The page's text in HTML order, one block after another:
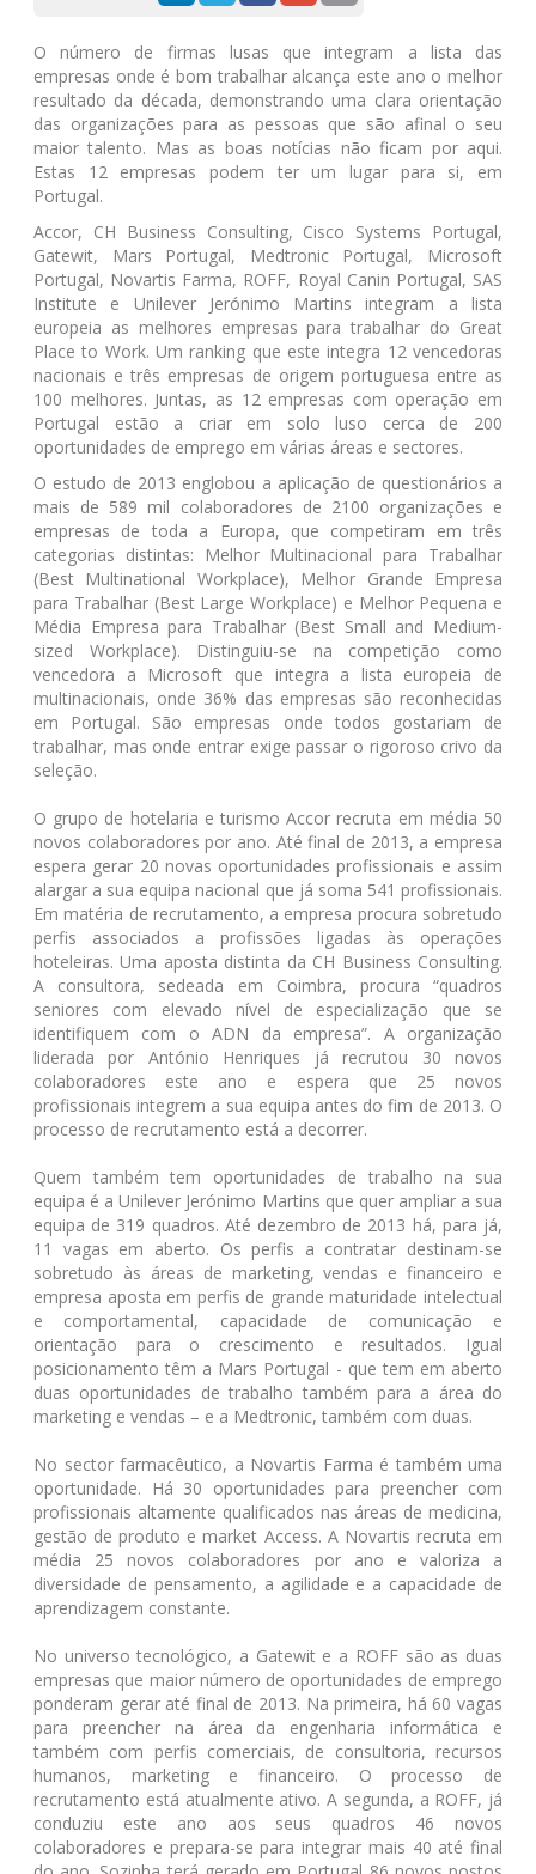
O número de firmas lusas que integram a lista das
empresas onde é bom trabalhar alcança este ano o melhor
resultado da década, demonstrando uma clara orientação
das organizações para as pessoas que são afinal o seu
maior talento. Mas as boas notícias não ficam por aqui.
Estas 12 empresas podem ter um lugar para si, em
Portugal.
Accor, CH Business Consulting, Cisco Systems Portugal,
Gatewit, Mars Portugal, Medtronic Portugal, Microsoft
Portugal, Novartis Farma, ROFF, Royal Canin Portugal, SAS
Institute e Unilever Jerónimo Martins integram a lista
europeia as melhores empresas para trabalhar do Great
Place to Work. Um ranking que este integra 12 vencedoras
nacionais e três empresas de origem portuguesa entre as
100 melhores. Juntas, as 12 empresas com operação em
Portugal estão a criar em solo luso cerca de 200
oportunidades de emprego em várias áreas e sectores.
O estudo de 2013 englobou a aplicação de questionários a
mais de 589 mil colaboradores de 2100 organizações e
empresas de toda a Europa, que competiram em três
categorias distintas: Melhor Multinacional para Trabalhar
(Best Multinational Workplace), Melhor Grande Empresa
para Trabalhar (Best Large Workplace) e Melhor Pequena e
Média Empresa para Trabalhar (Best Small and Medium-
sized Workplace). Distinguiu-se na competição como
vencedora a Microsoft que integra a lista europeia de
multinacionais, onde 36% das empresas são reconhecidas
em Portugal. São empresas onde todos gostariam de
trabalhar, mas onde entrar exige passar o rigoroso crivo da
seleção.
O grupo de hotelaria e turismo Accor recruta em média 50
novos colaboradores por ano. Até final de 2013, a empresa
espera gerar 20 novas oportunidades profissionais e assim
alargar a sua equipa nacional que já soma 541 profissionais.
Em matéria de recrutamento, a empresa procura sobretudo
perfis associados a profissões ligadas às operações
hoteleiras. Uma aposta distinta da CH Business Consulting.
A consultora, sedeada em Coimbra, procura “quadros
seniores com elevado nível de especialização que se
identifiquem com o ADN da empresa”. A organização
liderada por António Henriques já recrutou 30 novos
colaboradores este ano e espera que 25 novos
profissionais integrem a sua equipa antes do fim de 2013. O
processo de recrutamento está a decorrer.
Quem também tem oportunidades de trabalho na sua
equipa é a Unilever Jerónimo Martins que quer ampliar a sua
equipa de 319 quadros. Até dezembro de 2013 há, para já,
11 vagas em aberto. Os perfis a contratar destinam-se
sobretudo às áreas de marketing, vendas e financeiro e
empresa aposta em perfis de grande maturidade intelectual
e comportamental, capacidade de comunicação e
orientação para o crescimento e resultados. Igual
posicionamento têm a Mars Portugal - que tem em aberto
duas oportunidades de trabalho também para a área do
marketing e vendas – e a Medtronic, também com duas.
No sector farmacêutico, a Novartis Farma é também uma
oportunidade. Há 30 oportunidades para preencher com
profissionais altamente qualificados nas áreas de medicina,
gestão de produto e market Access. A Novartis recruta em
média 25 novos colaboradores por ano e valoriza a
diversidade de pensamento, a agilidade e a capacidade de
aprendizagem constante.
No universo tecnológico, a Gatewit e a ROFF são as duas
empresas que maior número de oportunidades de emprego
ponderam gerar até final de 2013. Na primeira, há 60 vagas
para preencher na área da engenharia informática e
também com perfis comerciais, de consultoria, recursos
humanos, marketing e financeiro. O processo de
recrutamento está atualmente ativo. A segunda, a ROFF, já
conduziu este ano aos seus quadros 46 novos
colaboradores e prepara-se para integrar mais 40 até final